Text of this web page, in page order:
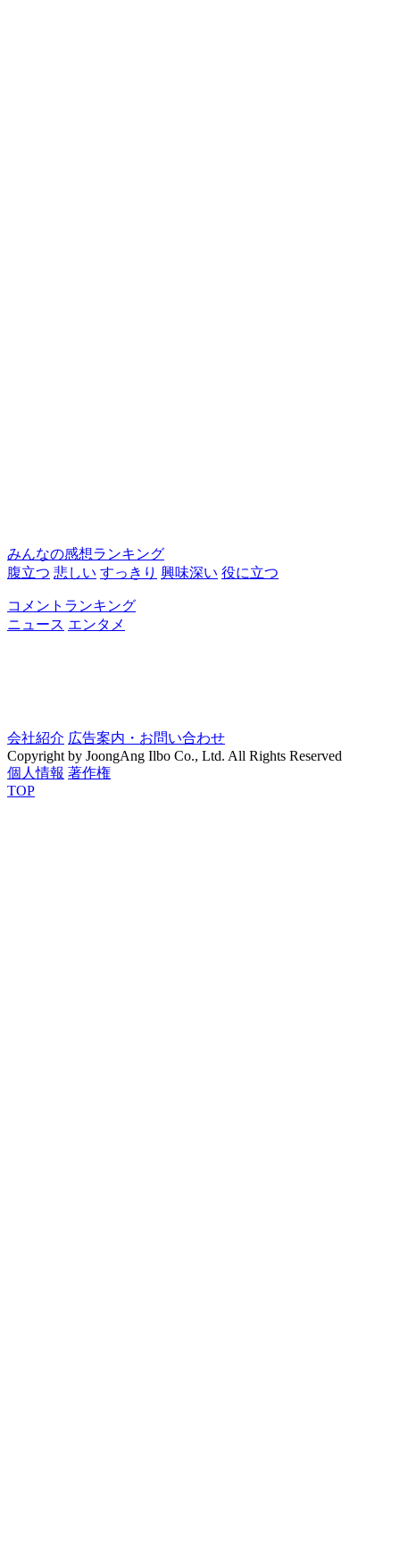
みんなの感想ランキング
腹立つ 悲しい すっきり 興味深い 役に立つ
コメントランキング
ニュース エンタメ
会社紹介 広告案内・お問い合わせ
Copyright by JoongAng Ilbo Co., Ltd. All Rights Reserved
個人情報 著作権
TOP